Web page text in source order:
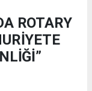
ROTARY